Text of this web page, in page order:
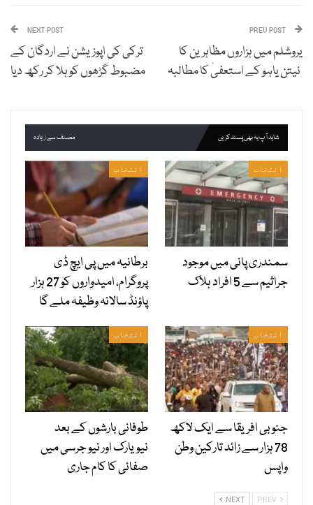
یروشلم میں ہزاروں مظاہرین کا
نیتن یاہو کے استعفیٰ کا مطالبہ
NEXT POST
ترکی کی اپوزیشن نے اردگان کے
مضبوط گڑھوں کو ہلا کر رکھ دیا
شاید آپ یہ بھی پسند کریں مصنف سے زیادہ
انتخاب
سمندری پانی میں موجود
جراثیم سے 5 افراد ہلاک
انتخاب
برطانیہ میں پی ایچ ڈی
پروگرام، امیدواروں کو 27 ہزار
پاؤنڈ سالانہ وظیفہ ملے گا
انتخاب
جنوبی افریقا سے ایک لاکھ
78 ہزار سے زائد تارکین وطن
واپس
انتخاب
طوفانی بارشوں کے بعد
نیویارک اور نیو جرسی میں
صفائی کا کام جاری
NEXT